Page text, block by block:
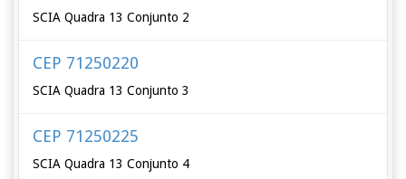
SCIA Quadra 13 Conjunto 2
CEP 71250220
SCIA Quadra 13 Conjunto 3
CEP 71250225
SCIA Quadra 13 Conjunto 4